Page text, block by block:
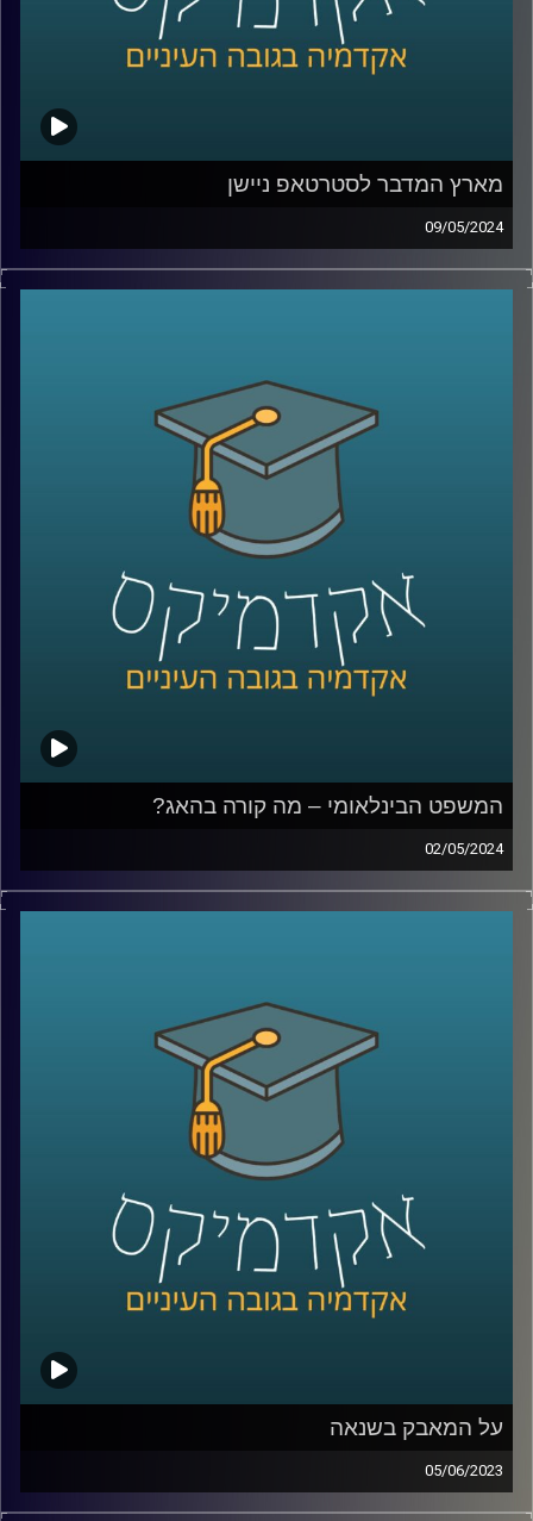
קרדיט תמונות:AudioVersity
מארץ המדבר לסטרטאפ ניישן
09/05/2024
שממה חרבה, ענייה ועלובה, ככה תיאר את מדינת ישראל מארק
טווין לפני 150 שנה.
בעולם.למרות אנחנו נמצאים באמצע המדבר המזרח תיכוני,
כשסביבנו לא מעט אויבים שרוצים בהיעלמותנו. ולמרות זאת,
צמחה לה מדינה מערבית לתפארת, אז איך זה קרה? ואיזה
מושגים כלכליים כדאי לכל אחד מאיתנו לדעת
אז איתנו כאן בפרק של היום ד״ר יעל הדס ראשת התכניות
לכלכלה בבית הספר הבינלאומי באוניברסיטת רייכמן.
קרדיט תמונות:AudioVersity
המשפט הבינלאומי – מה קורה בהאג?
02/05/2024
במשך שנים ישראל טענה כי לבית הדין הבינלאומי אין סמכות
לדון בסכסוך הישראלי־פלסטיני, אך כפי שאנחנו יודעים
לישראל ואילו הזדמנויות יש לנו בעת הזו?
כדי לשפוך אור על המצב בהאג הצטרפה אלינו ד"ר דנה וולף,
ראשת חטיבת משפט וביטחון בבית הספר לאודר לממשל,
דיפלומטיה ואסטרטגיה.
AudioVersity
על המאבק בשנאה
05/06/2023
בשנים האחרונות, בעקבות עלייתן של הרשתות החברתיות